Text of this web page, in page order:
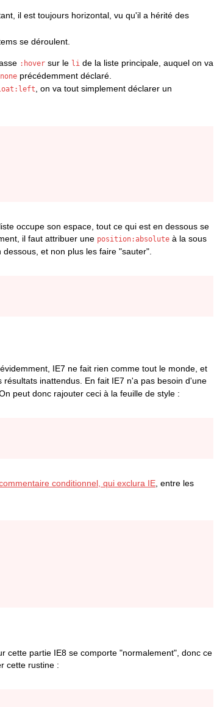
il est toujours horizontal, vu qu'il a hérité des
se déroulent.
:hover sur le li de la liste principale, auquel on va
précédemment déclaré.
, on va tout simplement déclarer un
occupe son espace, tout ce qui est en dessous se
il faut attribuer une position:absolute à la sous
et non plus les faire "sauter".
IE7 ne fait rien comme tout le monde, et
inattendus. En fait IE7 n'a pas besoin d'une
peut donc rajouter ceci à la feuille de style :
conditionnel, qui exclura IE , entre les
cette partie IE8 se comporte "normalement", donc ce
cette rustine :